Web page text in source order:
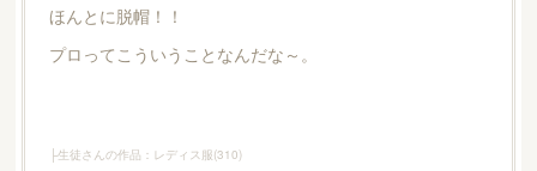
ほんとに脱帽！！
プロってこういうことなんだな～。
├生徒さんの作品：レディス服(310)